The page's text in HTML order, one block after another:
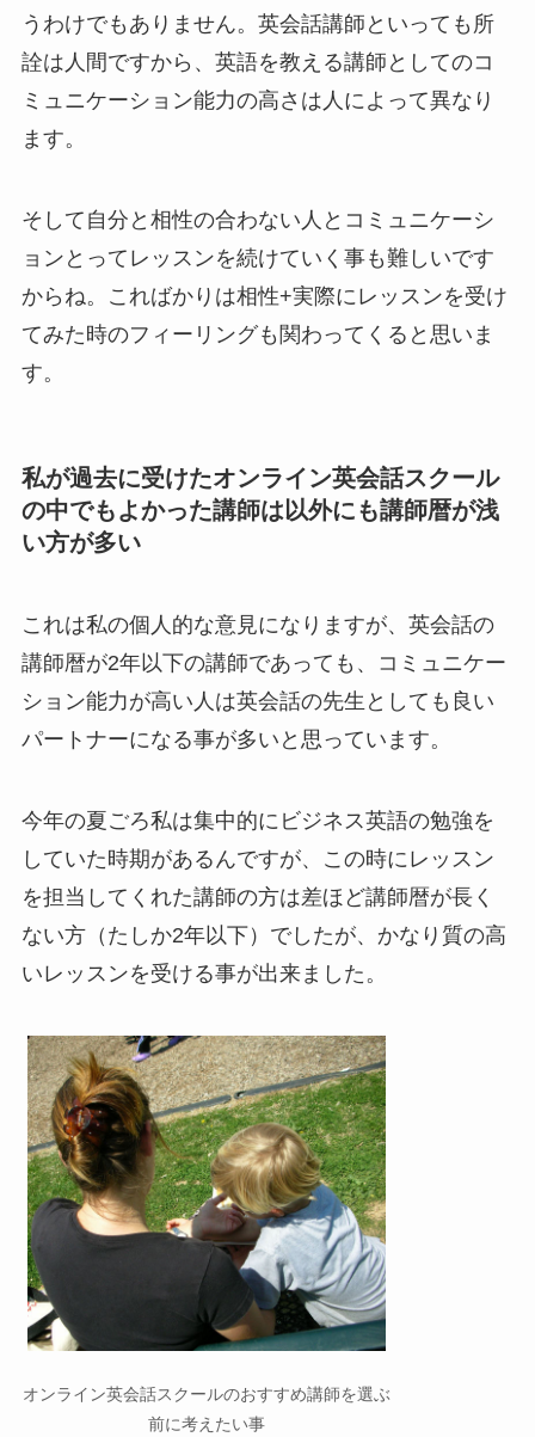
うわけでもありません。英会話講師といっても所
詮は人間ですから、英語を教える講師としてのコ
ミュニケーション能力の高さは人によって異なり
ます。
そして自分と相性の合わない人とコミュニケーシ
ョンとってレッスンを続けていく事も難しいです
からね。こればかりは相性+実際にレッスンを受け
てみた時のフィーリングも関わってくると思いま
す。
私が過去に受けたオンライン英会話スクール
の中でもよかった講師は以外にも講師暦が浅
い方が多い
これは私の個人的な意見になりますが、英会話の
講師暦が2年以下の講師であっても、コミュニケー
ション能力が高い人は英会話の先生としても良い
パートナーになる事が多いと思っています。
今年の夏ごろ私は集中的にビジネス英語の勉強を
していた時期があるんですが、この時にレッスン
を担当してくれた講師の方は差ほど講師暦が長く
ない方（たしか2年以下）でしたが、かなり質の高
いレッスンを受ける事が出来ました。
オンライン英会話スクールのおすすめ講師を選ぶ
前に考えたい事